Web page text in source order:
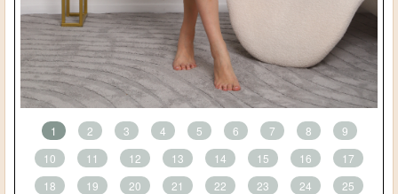
1 2 3 4 5 6 7 8
9
10
11 12 13 14 15 16
17
18
19 20 21 22 23 24
25